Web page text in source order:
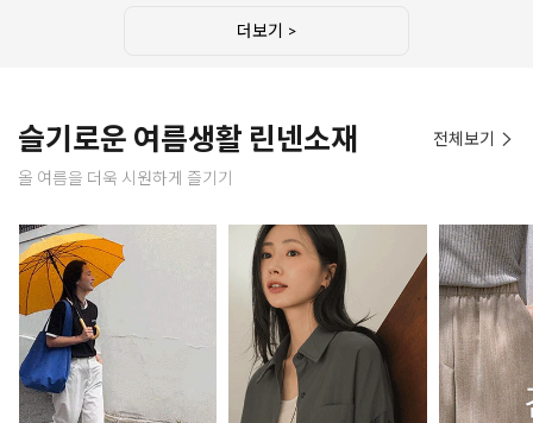
더보기 >
슬기로운 여름생활 린넨소재
올 여름을 더욱 시원하게 즐기기
전체보기